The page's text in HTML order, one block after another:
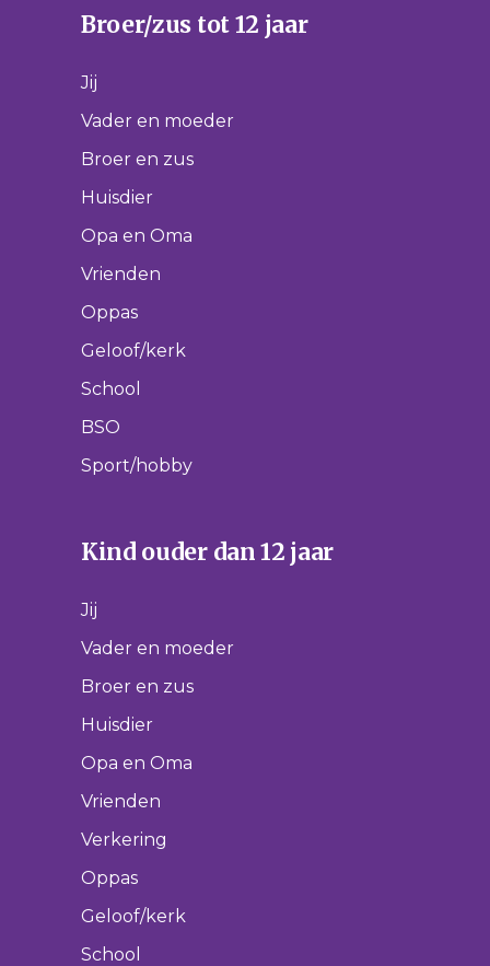
Broer/zus tot 12 jaar
Jij
Vader en moeder
Broer en zus
Huisdier
Opa en Oma
Vrienden
Oppas
Geloof/kerk
School
BSO
Sport/hobby
Kind ouder dan 12 jaar
Jij
Vader en moeder
Broer en zus
Huisdier
Opa en Oma
Vrienden
Verkering
Oppas
Geloof/kerk
School